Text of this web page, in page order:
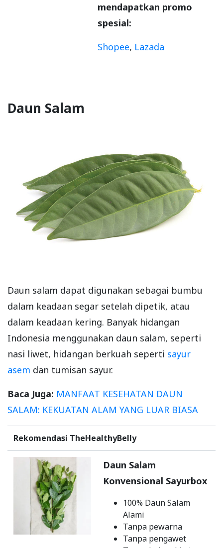
mendapatkan promo
spesial:
Shopee, Lazada
Daun Salam
Daun salam dapat digunakan sebagai bumbu
dalam keadaan segar setelah dipetik, atau
dalam keadaan kering. Banyak hidangan
Indonesia menggunakan daun salam, seperti
nasi liwet, hidangan berkuah seperti sayur
asem dan tumisan sayur.
Baca Juga: MANFAAT KESEHATAN DAUN
SALAM: KEKUATAN ALAM YANG LUAR BIASA
Rekomendasi TheHealthyBelly
Daun Salam
Konvensional Sayurbox
100% Daun Salam
Alami
Tanpa pewarna
Tanpa pengawet